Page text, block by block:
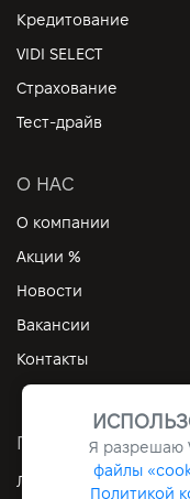
Кредитование
VIDI SELECT
Страхование
Тест-драйв
О НАС
О компании
Акции %
Новости
Вакансии
Контакты
ПОЛЕЗНЫЕ
Личный кабинет
Я разрешаю
файлы
Политикой